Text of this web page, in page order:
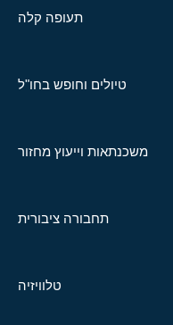
תעופה קלה
טיולים וחופש בחו"ל
משכנתאות וייעוץ מחזור
תחבורה ציבורית
טלוויזיה